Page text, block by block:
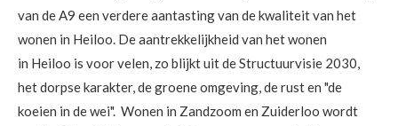
van de A9 een verdere aantasting van de kwaliteit van het
wonen in Heiloo. De aantrekkelijkheid van het wonen
in Heiloo is voor velen, zo blijkt uit de Structuurvisie 2030,
het dorpse karakter, de groene omgeving, de rust en "de
koeien in de wei". Wonen in Zandzoom en Zuiderloo wordt